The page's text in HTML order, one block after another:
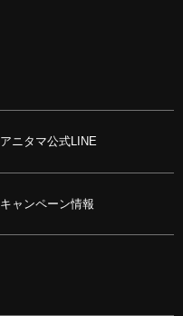
アニタマ公式LINE
キャンペーン情報